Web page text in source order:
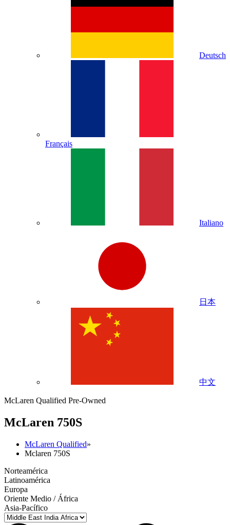
Deutsch
Français
Italiano
日本
中文
McLaren Qualified Pre-Owned
McLaren 750S
McLaren Qualified»
Mclaren 750S
Norteamérica
Latinoamérica
Europa
Oriente Medio / África
Asia-Pacífico